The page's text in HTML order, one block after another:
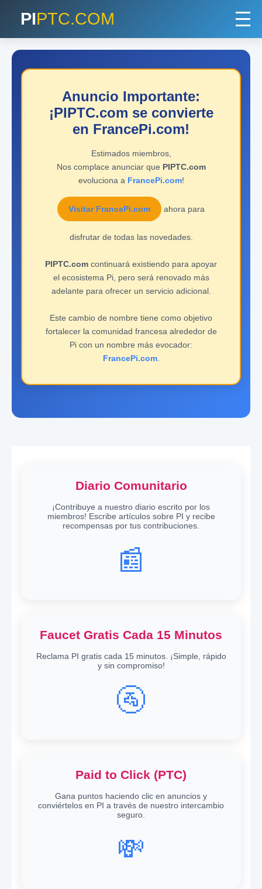
PIPTC.COM
Anuncio Importante:
¡PIPTC.com se convierte
en FrancePi.com!
Estimados miembros,
Nos complace anunciar que PIPTC.com
evoluciona a FrancePi.com!
Visitar FrancePi.com ahora para
disfrutar de todas las novedades.
PIPTC.com continuará existiendo para apoyar
el ecosistema Pi, pero será renovado más
adelante para ofrecer un servicio adicional.
Este cambio de nombre tiene como objetivo
fortalecer la comunidad francesa alrededor de
Pi con un nombre más evocador:
FrancePi.com.
Diario Comunitario
¡Contribuye a nuestro diario escrito por los
miembros! Escribe artículos sobre PI y recibe
recompensas por tus contribuciones.
📰
Faucet Gratis Cada 15 Minutos
Reclama PI gratis cada 15 minutos. ¡Simple, rápido
y sin compromiso!
🚰
Paid to Click (PTC)
Gana puntos haciendo clic en anuncios y
conviértelos en PI a través de nuestro intercambio
seguro.
💸